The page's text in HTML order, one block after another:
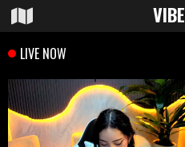
VIBE